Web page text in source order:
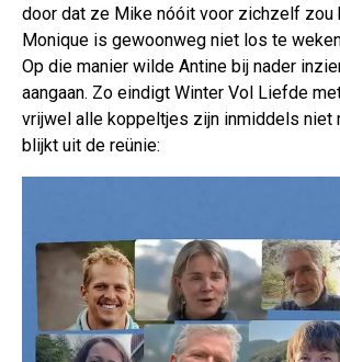
door dat ze Mike nóóit voor zichzelf zou
Monique is gewoonweg niet los te
Op die manier wilde Antine bij nader
aangaan. Zo eindigt Winter Vol Liefde
vrijwel alle koppeltjes zijn inmiddels niet
blijkt uit de reünie: